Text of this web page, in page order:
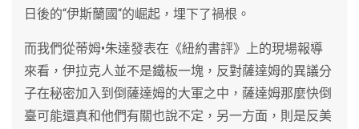
日後的“伊斯蘭國“的崛起，埋下了禍根。
而我們從蒂姆•朱達發表在《紐約書評》上的現場報導
來看，伊拉克人並不是鐵板一塊，反對薩達姆的異議分
子在秘密加入到倒薩達姆的大軍之中，薩達姆那麼快倒
臺可能還真和他們有關也說不定，另一方面，則是反美